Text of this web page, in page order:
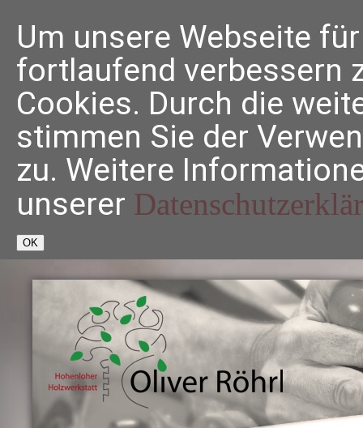
Um unsere Webseite
fortlaufend verbessern
Cookies. Durch die
stimmen Sie der
zu. Weitere
unserer